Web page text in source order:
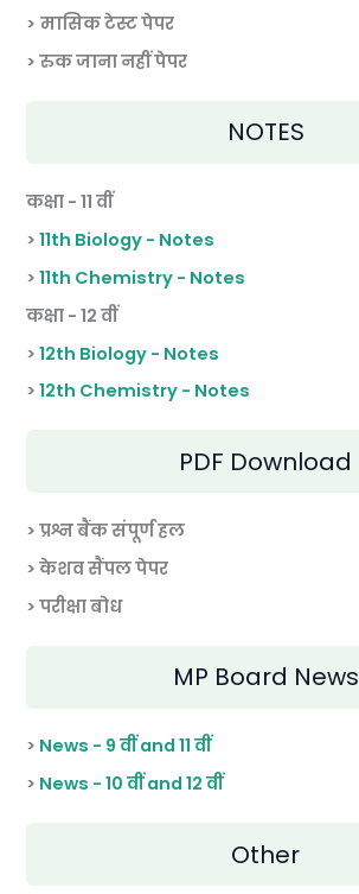
> मासिक टेस्ट पेपर
> रुक जाना नहीं पेपर
NOTES
कक्षा - 11 वीं
>11th Biology - Notes
>11th Chemistry - Notes
कक्षा - 12 वीं
>12th Biology - Notes
>12th Chemistry - Notes
PDF Download
> प्रश्न बैंक संपूर्ण हल
> केशव सैंपल पेपर
> परीक्षा बोध
MP Board News
> News - 9 वीं and 11 वीं
> News - 10 वीं and 12 वीं
Other